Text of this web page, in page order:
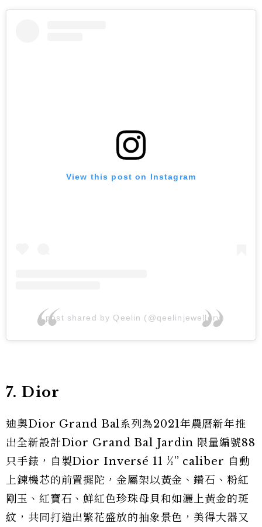
View this post on Instagram
A post shared by Qeelin (@qeelinjewellery)
7. Dior
迪奧Dior Grand Bal系列為2021年農曆新年推
出全新設計Dior Grand Bal Jardin 限量編號88
只手錶，自製Dior Inversé 11 ½” caliber 自動
上鍊機芯的前置擺陀，金屬架以黃金、鑽石、粉紅
剛玉、紅寶石、鮮紅色珍珠母貝和如灑上黃金的斑
紋，共同打造出繁花盛放的抽象景色，美得大器又